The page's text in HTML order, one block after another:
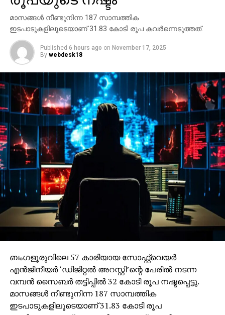
മാസങ്ങള്‍ നീണ്ടുനിന്ന 187 സാമ്പത്തിക
ഇടപാടുകളിലൂടെയാണ് 31.83 കോടി രൂപ കവര്‍ന്നെടുത്തത്.
Published 6 hours ago on November 17, 2025
By webdesk18
ബംഗളൂരുവിലെ 57 കാരിയായ സോഫ്റ്റ്വെയര്‍
എന്‍ജിനീയര്‍ ‘ഡിജിറ്റല്‍ അറസ്റ്റി’ന്റെ പേരില്‍ നടന്ന
വമ്പന്‍ സൈബര്‍ തട്ടിപ്പില്‍ 32 കോടി രൂപ നഷ്ടപ്പെട്ടു.
മാസങ്ങള്‍ നീണ്ടുനിന്ന 187 സാമ്പത്തിക
ഇടപാടുകളിലൂടെയാണ് 31.83 കോടി രൂപ